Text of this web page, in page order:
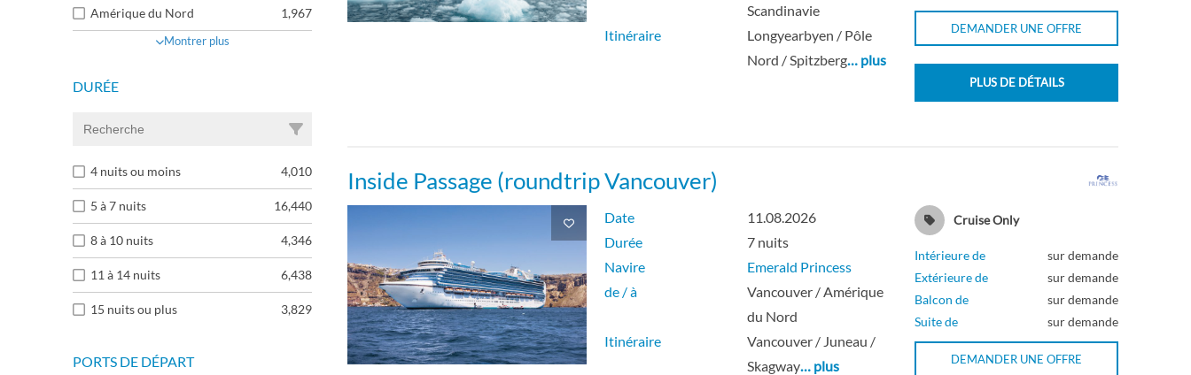
Amérique du Nord 1,967
Montrer plus
DURÉE
4 nuits ou moins 4,010
5 à 7 nuits 16,440
8 à 10 nuits 4,346
11 à 14 nuits 6,438
15 nuits ou plus 3,829
PORTS DE DÉPART
Scandinavie
Itinéraire
Longyearbyen / Pôle
Nord / Spitzberg… plus
DEMANDER UNE OFFRE
PLUS DE DÉTAILS
Inside Passage (roundtrip Vancouver)
Date
11.08.2026
Durée
7 nuits
Navire
Emerald Princess
de / à
Vancouver / Amérique
du Nord
Itinéraire
Vancouver / Juneau /
Skagway… plus
Cruise Only
Intérieure de
sur demande
Extérieure de
sur demande
Balcon de
sur demande
Suite de
sur demande
DEMANDER UNE OFFRE